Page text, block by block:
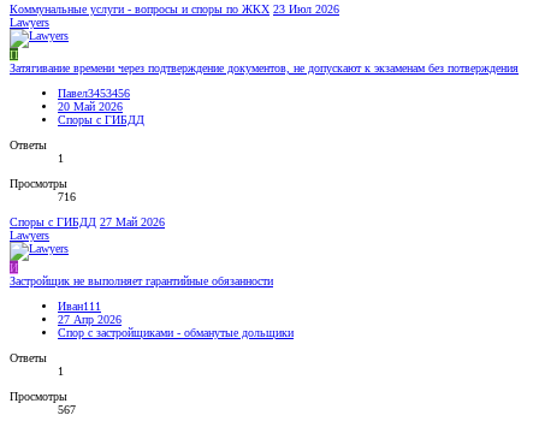
Коммунальные услуги - вопросы и споры по ЖКХ 23 Июл 2026
Lawyers
П
Затягивание времени через подтверждение документов, не допускают к экзаменам без потверждения
Павел3453456
20 Май 2026
Споры с ГИБДД
Ответы
1
Просмотры
716
Споры с ГИБДД 27 Май 2026
Lawyers
И
Застройщик не выполняет гарантийные обязанности
Иван111
27 Апр 2026
Спор с застройщиками - обманутые дольщики
Ответы
1
Просмотры
567